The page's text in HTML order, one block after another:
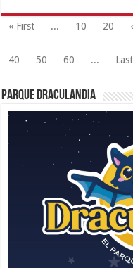
« First ... 10 20
40
50 60 ...
Parque Draculandia